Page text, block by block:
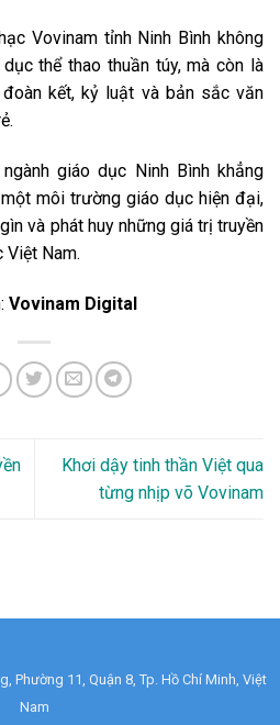
Vovinam tỉnh Ninh Bình không
thể thao thuần túy, mà còn là
kết, kỷ luật và bản sắc văn
giáo dục Ninh Bình khẳng
môi trường giáo dục hiện đại,
và phát huy những giá trị truyền
Việt Nam.
Vovinam Digital
Khơi dậy tinh thần Việt qua
từng nhịp võ Vovinam
Phường 11, Quận 8, Tp. Hồ Chí Minh, Việt
Nam